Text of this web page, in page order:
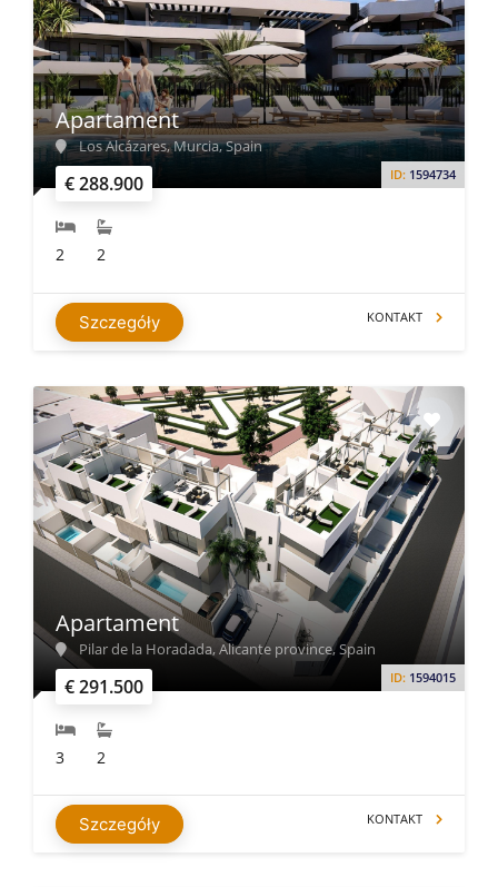
€ 288.900 ID: 1594734
Apartament
Los Alcázares, Murcia, Spain
2 2
Szczegóły KONTAKT
€ 291.500 ID: 1594015
Apartament
Pilar de la Horadada, Alicante province, Spain
3 2
Szczegóły KONTAKT